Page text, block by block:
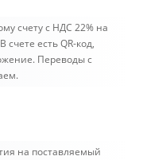
счету c НДС 22% на
есть QR-код,
Переводы с
на поставляемый